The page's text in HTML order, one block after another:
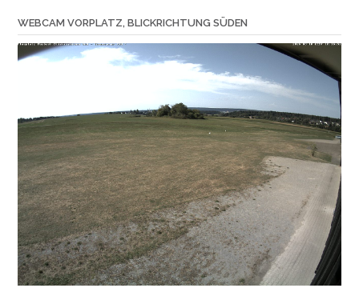
WEBCAM VORPLATZ, BLICKRICHTUNG SÜDEN